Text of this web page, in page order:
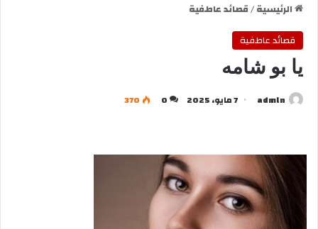
الرئيسية/قصائد عاطفية
قصائد عاطفية
يا بو شامه
admln 7 مايو، 2025 0
370